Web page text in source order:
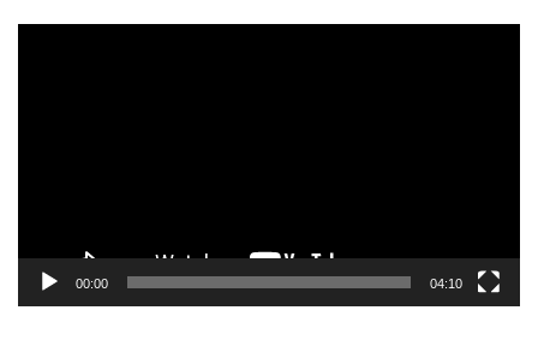
00:00 04:10